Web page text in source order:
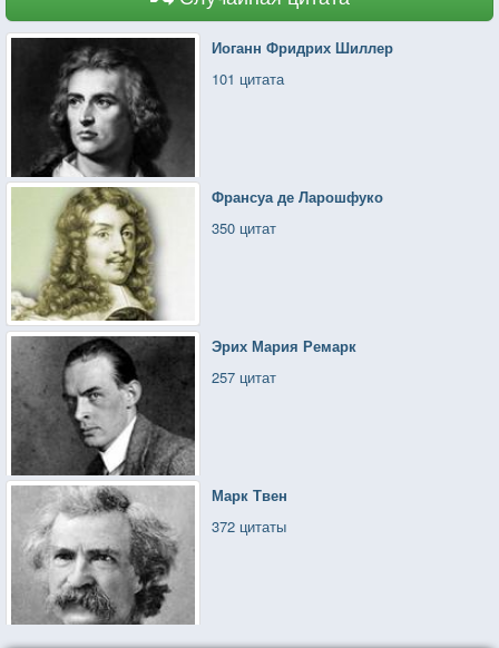
Иоганн Фридрих Шиллер
101 цитата
Франсуа де Ларошфуко
350 цитат
Эрих Мария Ремарк
257 цитат
Марк Твен
372 цитаты